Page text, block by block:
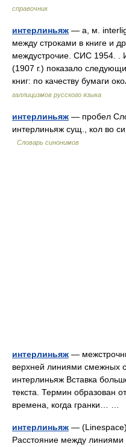
справочник
интерлиньяж — а, м.
между строками в книге и
междустрочие. СИС 1954. .
(1907 г.) показало
книг: по качеству бумаги
галлицизмов русского языка
интерлиньяж — пробел
интерлиньяж сущ., кол во
Словарь синонимов
интерлиньяж —
верхней линиями смежных
интерлиньяж Вставка
текста. Термин образован
времена, когда гранки… …
интерлиньяж —
Расстояние между